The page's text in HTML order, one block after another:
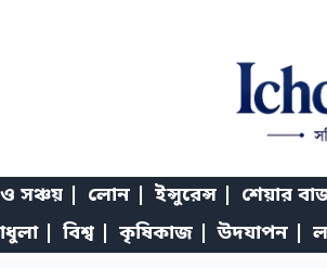
সঞ্চয় | লোন | ইন্সুরেন্স | শেয়ার
|
বিশ্ব | কৃষিকাজ | উদযাপন |